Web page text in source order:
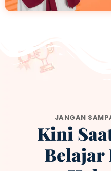
JANGAN
Kini
Belajar